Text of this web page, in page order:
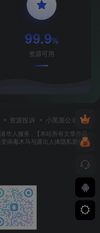
99.9%
资源可用
资源投诉 小黑屋公示
华人服务 · 【本站所有文章作品
病毒木马与露出人体隐私部位投